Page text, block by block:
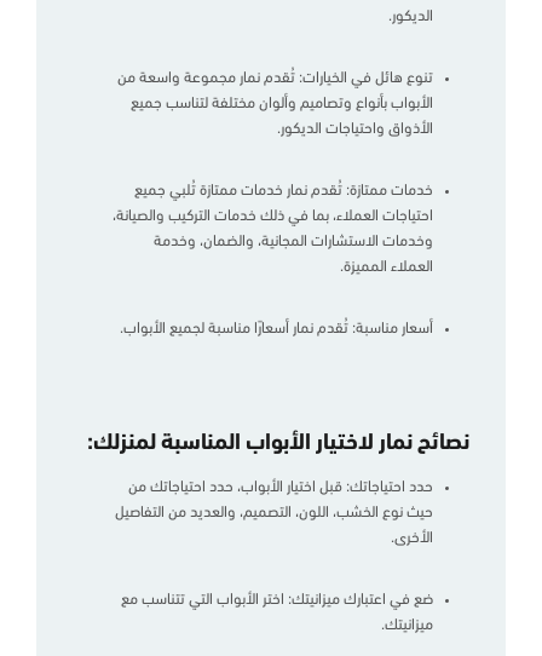
الديكور.
تنوع هائل في الخيارات: تُقدم نمار مجموعة واسعة من
الأبواب بأنواع وتصاميم وألوان مختلفة لتناسب جميع
الأذواق واحتياجات الديكور.
خدمات ممتازة: تُقدم نمار خدمات ممتازة تُلبي جميع
احتياجات العملاء، بما في ذلك خدمات التركيب والصيانة،
وخدمات الاستشارات المجانية، والضمان، وخدمة
العملاء المميزة.
أسعار مناسبة: تُقدم نمار أسعارًا مناسبة لجميع الأبواب.
نصائح نمار لاختيار الأبواب المناسبة لمنزلك:
حدد احتياجاتك: قبل اختيار الأبواب، حدد احتياجاتك من
حيث نوع الخشب، اللون، التصميم، والعديد من التفاصيل
الأخرى.
ضع في اعتبارك ميزانيتك: اختر الأبواب التي تتناسب مع
ميزانيتك.